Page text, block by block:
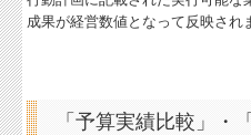
成果が経営数値となって反映され
「予算実績比較」・